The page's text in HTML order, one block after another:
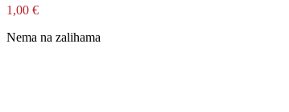
1,00 €
Nema na zalihama